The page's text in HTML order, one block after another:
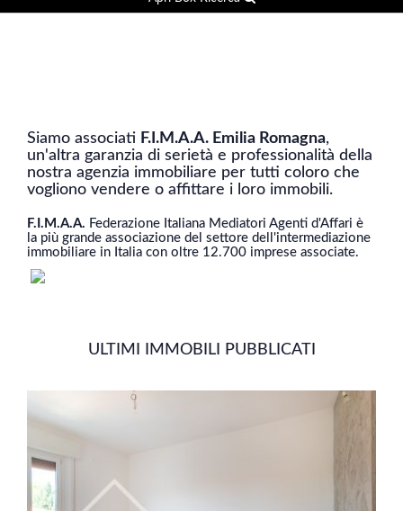
Siamo associati F.I.M.A.A. Emilia Romagna,
un'altra garanzia di serietà e professionalità della
nostra agenzia immobiliare per tutti coloro che
vogliono vendere o affittare i loro immobili.
F.I.M.A.A. Federazione Italiana Mediatori Agenti d'Affari è
la più grande associazione del settore dell'intermediazione
immobiliare in Italia con oltre 12.700 imprese associate.
ULTIMI IMMOBILI PUBBLICATI